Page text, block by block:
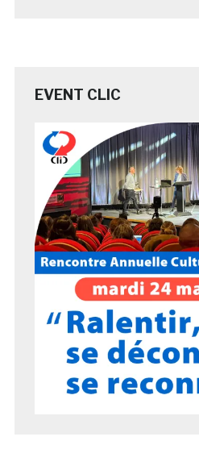
EVENT CLIC